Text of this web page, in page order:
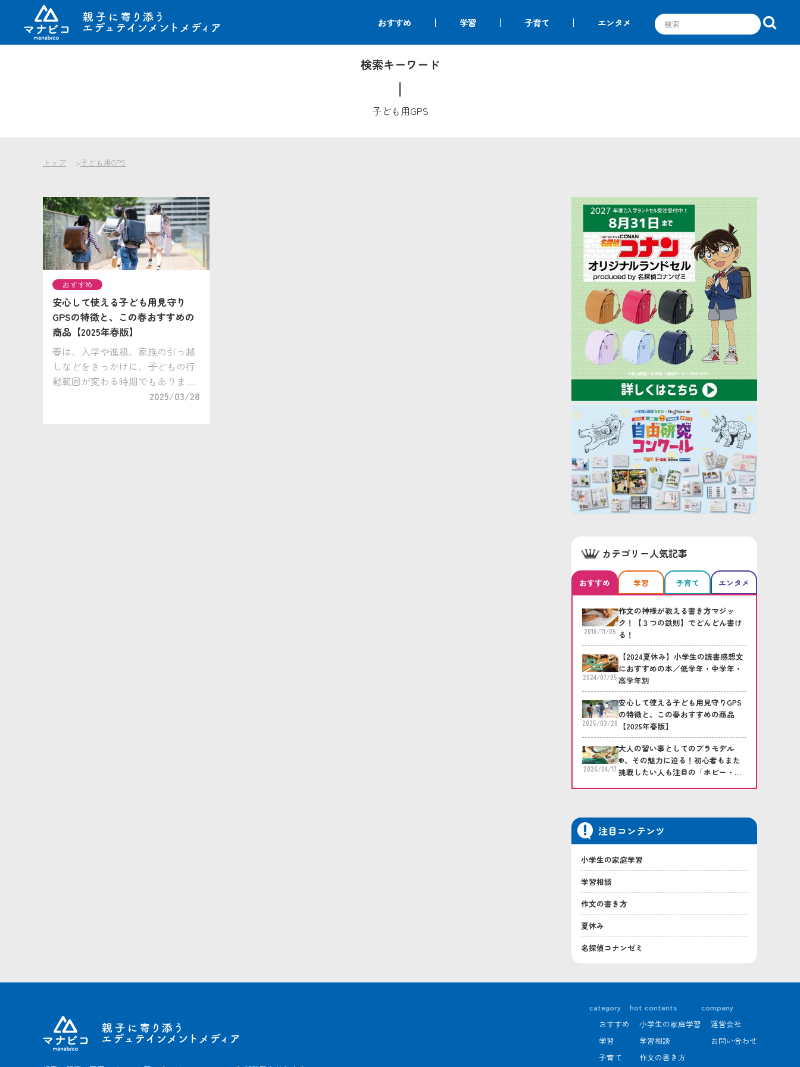
おすすめ 学習 子育て エンタメ
検索キーワード
子ども用GPS
トップ 子ども用GPS
おすすめ
安心して使える子ども用見守り
GPSの特徴と、この春おすすめの
商品【2025年春版】
春は、入学や進級、家族の引っ越
しなどをきっかけに、子どもの行
動範囲が変わる時期でもありま
す。 1人で登下校するようになっ
2025/03/28
カテゴリー人気記事
おすすめ 学習 子育て エンタメ
2018/11/05
作文の神様が教える書き方マジッ
ク！【３つの鉄則】でどんどん書け
る！
2024/07/05
【2024夏休み】小学生の読書感想文
におすすめの本／低学年・中学年・
高学年別
2025/03/28
安心して使える子ども用見守りGPS
の特徴と、この春おすすめの商品
【2025年春版】
2026/04/17
大人の習い事としてのプラモデル
®、その魅力に迫る！初心者もまた
挑戦したい人も注目の「ホビー・プ
注目コンテンツ
小学生の家庭学習
学習相談
作文の書き方
夏休み
名探偵コナンゼミ
category
おすすめ
学習
子育て
hot contents
小学生の家庭学習
学習相談
作文の書き方
company
運営会社
お問い合わせ